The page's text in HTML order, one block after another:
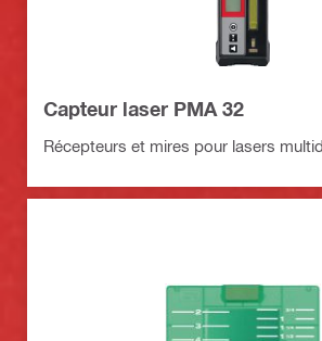
Capteur laser PMA 32
Récepteurs et mires pour lasers